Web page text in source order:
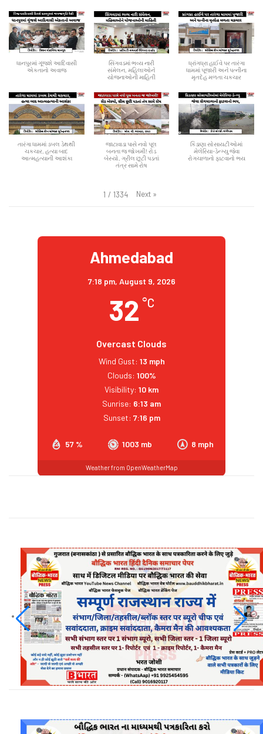
ધાનપુરમાં ગૂંજશે આદિવાસી
એકતાનો અવાજ
સિંગવડમાં ભવ્ય નારી
સંમેલન, મહિલાઓને
યોજનાઓની માહિતી
ધ્રાંગધ્રા હાઈવે પર તારંગા
ધામમાં પૂજારી અને પત્નીના
મૃતદેહ મળતા ચકચાર
તારંગા ધામમાં ડબલ ડેથથી
ચકચાર, હત્યા બાદ
આત્મહત્યાની આશંકા
જાટાવાડા પાસે નવો પૂલ
બનતા જ જોખમી! રોડ
બેસ્યો, ગ્રીલ છૂટી પડતાં
તંત્ર સામે રોષ
કિડાણા સોસાયટીઓમાં
મેલેરિયા-ડેન્ગ્યુ જેવા
રોગચાળાનો ફાટવાનો ભય
1 / 1334 Next »
Ahmedabad
7:18 pm, August 9, 2026
32 °C
Overcast Clouds
57 % 1003 mb 8 mph
Wind Gust: 13 mph
Clouds: 100%
Visibility: 10 km
Sunrise: 6:13 am
Sunset: 7:16 pm
Weather from OpenWeatherMap